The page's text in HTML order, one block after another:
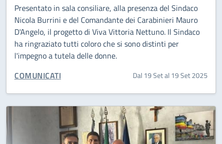
Presentato in sala consiliare, alla presenza del Sindaco
Nicola Burrini e del Comandante dei Carabinieri Mauro
D'Angelo, il progetto di Viva Vittoria Nettuno. Il Sindaco
ha ringraziato tutti coloro che si sono distinti per
l'impegno a tutela delle donne.
CATEGORIA CORRELATA:
COMUNICATI Dal 19 Set al 19 Set 2025